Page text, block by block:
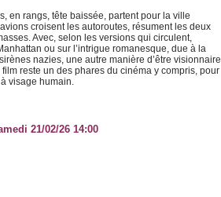
en rangs, tête baissée, partent pour la ville
croisent les autoroutes, résument les deux
Avec, selon les versions qui circulent,
ou sur l’intrigue romanesque, due à la
nazies, une autre manière d’être visionnaire.
reste un des phares du cinéma y compris, pour
visage humain.
21/02/26 14:00